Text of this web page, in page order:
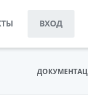
ВХОД